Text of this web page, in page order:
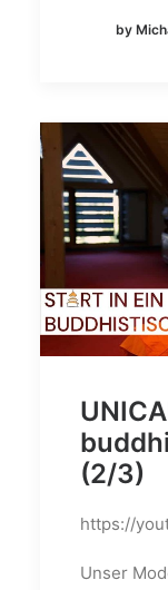
by
(2/3)
https://
Unser